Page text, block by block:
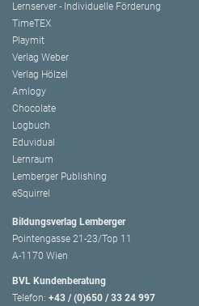
Lernserver - Individuelle Förderung
TimeTEX
Playmit
Verlag Weber
Verlag Hölzel
Amlogy
Chocolate
Logbuch
Eduvidual
Lernraum
Lemberger Publishing
eSquirrel
Bildungsverlag Lemberger
Pointengasse 21-23/Top 11
A-1170 Wien
BVL Kundenberatung
Telefon: +43 / (0)650 / 33 24 997